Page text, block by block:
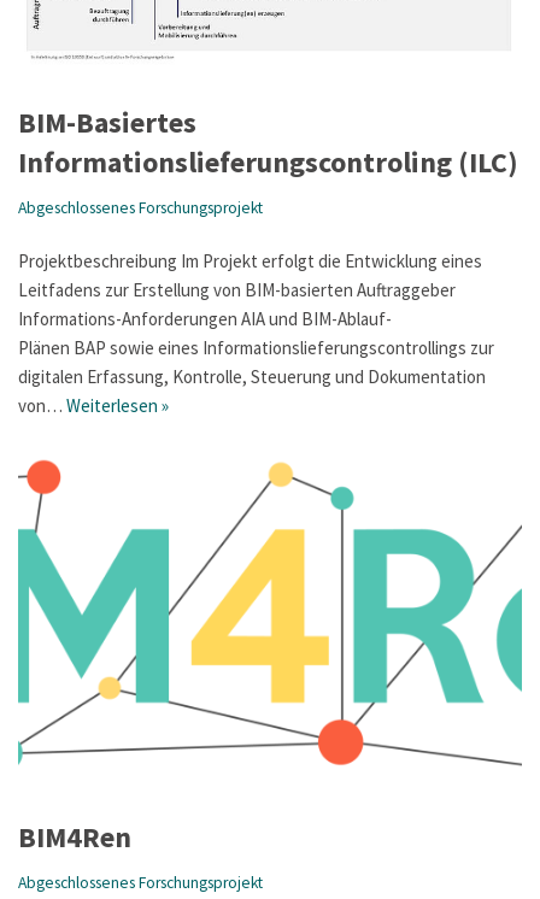
BIM-Basiertes
Informationslieferungscontroling (ILC)
Abgeschlossenes Forschungsprojekt
Projektbeschreibung Im Projekt erfolgt die Entwicklung eines
Leitfadens zur Erstellung von BIM-basierten Auftraggeber
Informations-Anforderungen AIA und BIM-Ablauf-
Plänen BAP sowie eines Informationslieferungscontrollings zur
digitalen Erfassung, Kontrolle, Steuerung und Dokumentation
von… Weiterlesen »
BIM4Ren
Abgeschlossenes Forschungsprojekt